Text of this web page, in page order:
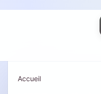
Accueil